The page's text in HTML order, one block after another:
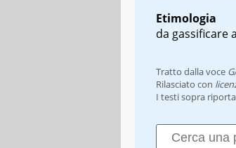
Etimologia
da gassificare
Tratto dalla voce
Rilasciato con
I testi sopra